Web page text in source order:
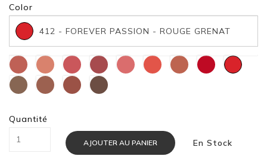
Color
412 - FOREVER PASSION - ROUGE GRENAT
Quantité
AJOUTER AU PANIER En Stock